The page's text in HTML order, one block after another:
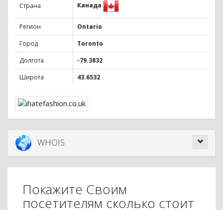
Страна Канада
Регион
Ontario
Город
Toronto
Долгота
-79.3832
Широта
43.6532
WHOIS
Покажите Своим
посетителям сколько стоит